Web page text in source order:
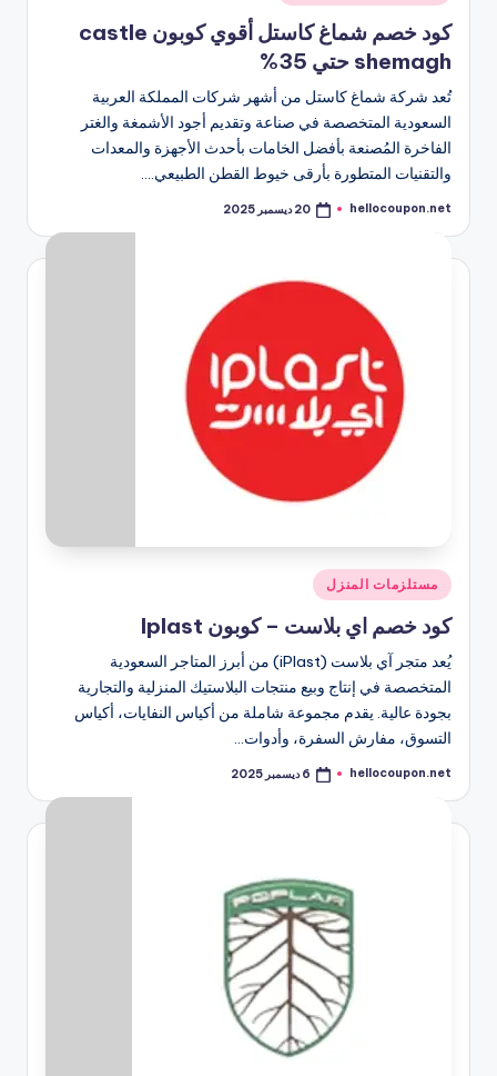
في
كود خصم شماغ كاستل أقوي كوبون castle
shemagh حتي 35%
تُعد شركة شماغ كاستل من أشهر شركات المملكة العربية
السعودية المتخصصة في صناعة وتقديم أجود الأشمغة والغتر
الفاخرة المُصنعة بأفضل الخامات بأحدث الأجهزة والمعدات
والتقنيات المتطورة بأرقى خيوط القطن الطبيعي.…
تمّ
بواسطة
hellocoupon.net 20 ديسمبر 2025
نُشر
في
مستلزمات المنزل
كود خصم اي بلاست – كوبون Iplast
يُعد متجر آي بلاست (iPlast) من أبرز المتاجر السعودية
المتخصصة في إنتاج وبيع منتجات البلاستيك المنزلية والتجارية
بجودة عالية. يقدم مجموعة شاملة من أكياس النفايات، أكياس
التسوق، مفارش السفرة، وأدوات…
تمّ
بواسطة
hellocoupon.net 6 ديسمبر 2025